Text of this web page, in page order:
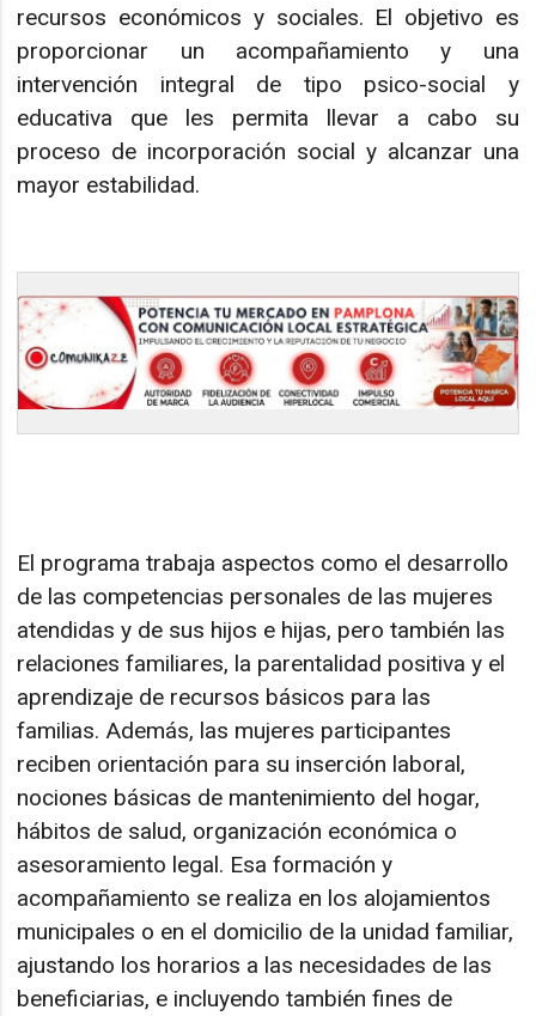
recursos económicos y sociales. El objetivo es
proporcionar un acompañamiento y una
intervención integral de tipo psico-social y
educativa que les permita llevar a cabo su
proceso de incorporación social y alcanzar una
mayor estabilidad.
El programa trabaja aspectos como el desarrollo
de las competencias personales de las mujeres
atendidas y de sus hijos e hijas, pero también las
relaciones familiares, la parentalidad positiva y el
aprendizaje de recursos básicos para las
familias. Además, las mujeres participantes
reciben orientación para su inserción laboral,
nociones básicas de mantenimiento del hogar,
hábitos de salud, organización económica o
asesoramiento legal. Esa formación y
acompañamiento se realiza en los alojamientos
municipales o en el domicilio de la unidad familiar,
ajustando los horarios a las necesidades de las
beneficiarias, e incluyendo también fines de